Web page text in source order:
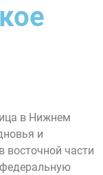
в Нижнем
и
восточной части